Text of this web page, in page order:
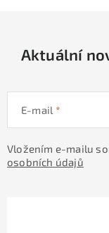
Aktuální
E-mail
Vložením e-mailu
osobních údajů